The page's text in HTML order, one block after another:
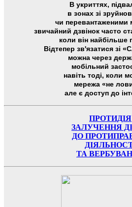
В укриттях,
в зонах зі
чи перевантаженими
звичайний дзвінок часто
коли він найбільше
Відтепер зв'язатися зі
можна через
мобільний
навіть тоді, коли
мережа «не
але є доступ до
ПРОТИДІЯ
ЗАЛУЧЕННЯ
ДО
ТА